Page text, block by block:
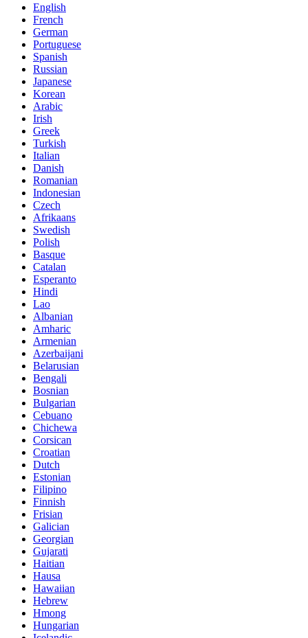
English
French
German
Portuguese
Spanish
Russian
Japanese
Korean
Arabic
Irish
Greek
Turkish
Italian
Danish
Romanian
Indonesian
Czech
Afrikaans
Swedish
Polish
Basque
Catalan
Esperanto
Hindi
Lao
Albanian
Amharic
Armenian
Azerbaijani
Belarusian
Bengali
Bosnian
Bulgarian
Cebuano
Chichewa
Corsican
Croatian
Dutch
Estonian
Filipino
Finnish
Frisian
Galician
Georgian
Gujarati
Haitian
Hausa
Hawaiian
Hebrew
Hmong
Hungarian